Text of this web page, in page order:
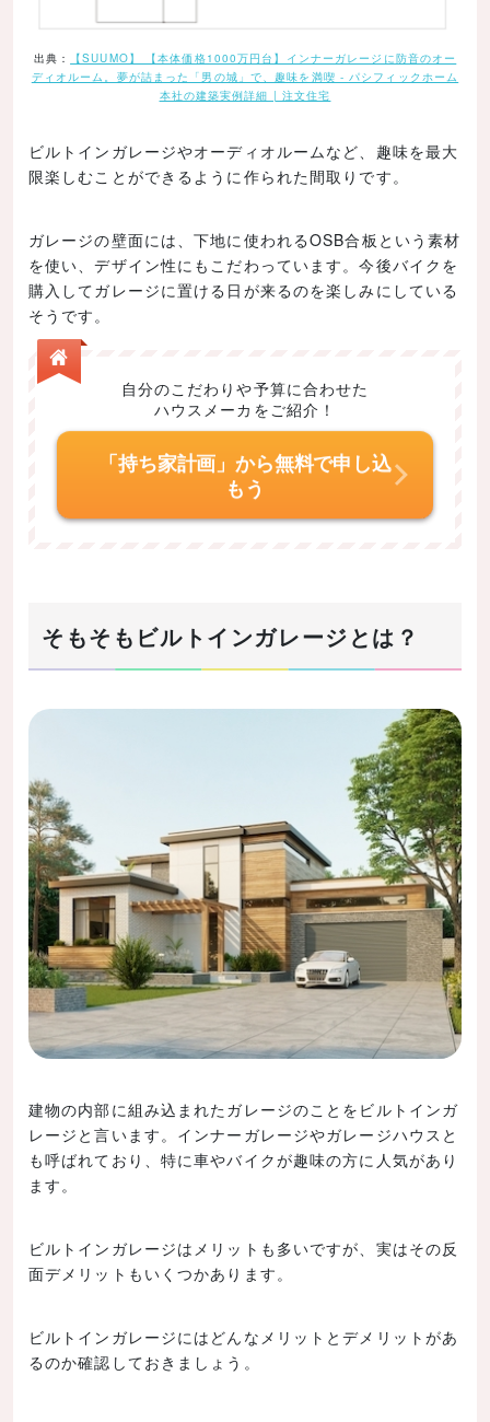
出典：
【SUUMO】 【本体価格1000万円台】インナーガレージに防音のオー
ディオルーム。夢が詰まった「男の城」で、趣味を満喫 - パシフィックホーム
本社の建築実例詳細 | 注文住宅
ビルトインガレージやオーディオルームなど、趣味を最大
限楽しむことができるように作られた間取りです。
ガレージの壁面には、下地に使われるOSB合板という素材
を使い、デザイン性にもこだわっています。今後バイクを
購入してガレージに置ける日が来るのを楽しみにしている
そうです。
自分のこだわりや予算に合わせた
ハウスメーカをご紹介！
「持ち家計画」から無料で申し込
もう
そもそもビルトインガレージとは？
建物の内部に組み込まれたガレージのことをビルトインガ
レージと言います。インナーガレージやガレージハウスと
も呼ばれており、特に車やバイクが趣味の方に人気があり
ます。
ビルトインガレージはメリットも多いですが、実はその反
面デメリットもいくつかあります。
ビルトインガレージにはどんなメリットとデメリットがあ
るのか確認しておきましょう。